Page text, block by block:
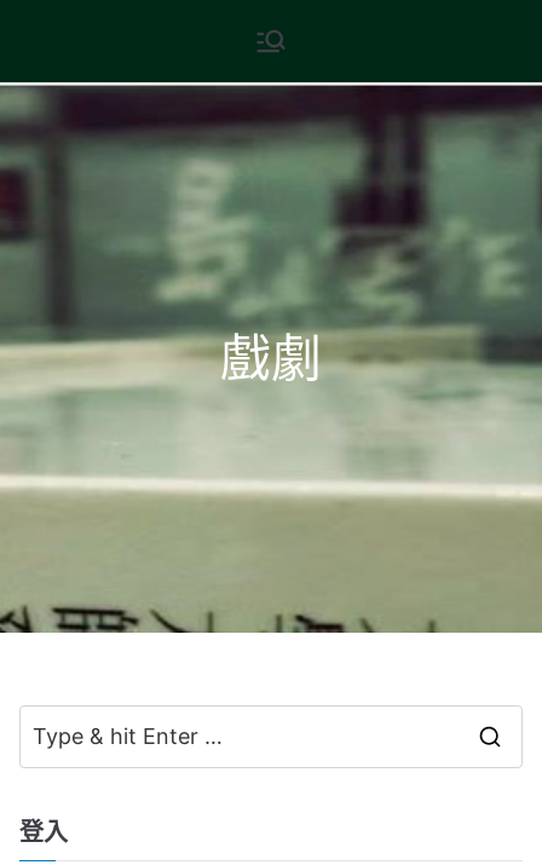
content
現代文學
地球小如鴿卵，/ 我輕輕地將它
戲劇
登入